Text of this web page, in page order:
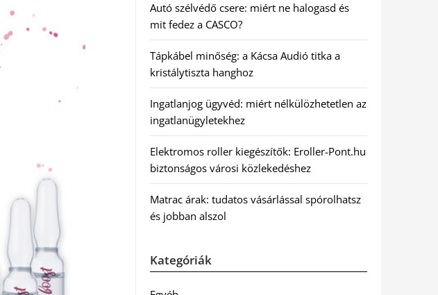
Autó szélvédő csere: miért ne halogasd és
mit fedez a CASCO?
Tápkábel minőség: a Kácsa Audió titka a
kristálytiszta hanghoz
Ingatlanjog ügyvéd: miért nélkülözhetetlen az
ingatlanügyletekhez
Elektromos roller kiegészítők: Eroller-Pont.hu
biztonságos városi közlekedéshez
Matrac árak: tudatos vásárlással spórolhatsz
és jobban alszol
Kategóriák